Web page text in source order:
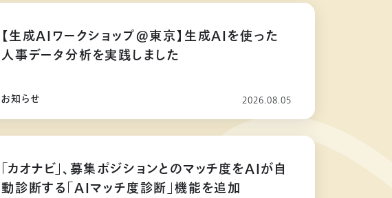
【生成AIワークショップ@東京】生成AIを使った
人事データ分析を実践しました
お知らせ 2026.08.05
「カオナビ」、募集ポジションとのマッチ度をAIが自
動診断する「AIマッチ度診断」機能を追加